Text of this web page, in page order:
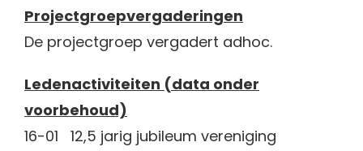
Projectgroepvergaderingen
De projectgroep vergadert adhoc.
Ledenactiviteiten (data onder
voorbehoud)
16-01 12,5 jarig jubileum vereniging